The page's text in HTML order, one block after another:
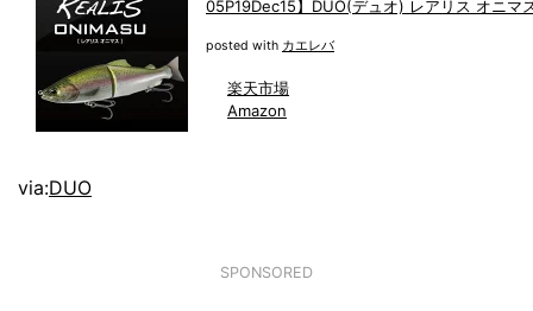
05P19Dec15】DUO(デュオ) レアリス オニマ
posted with カエレバ
楽天市場
Amazon
via:DUO
SPONSORED